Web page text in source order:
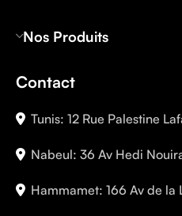
Nos Produits
Contact
Tunis: 12 Rue Palestine
Nabeul: 36 Av Hedi
Hammamet: 166 Av de la